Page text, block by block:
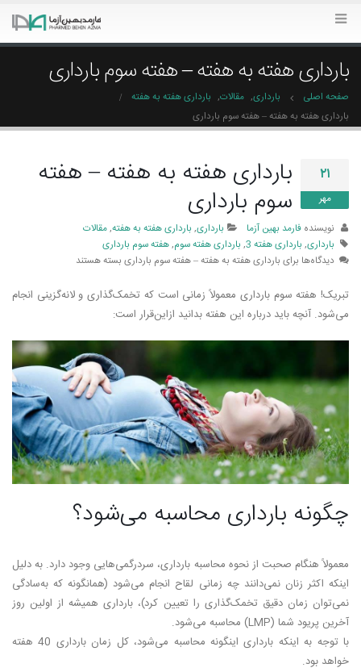
بارداری هفته به هفته – هفته سوم بارداری
صفحه اصلی بارداری, مقالات, بارداری هفته به هفته
بارداری هفته به هفته – هفته سوم بارداری
۲۱
مهر
بارداری هفته به هفته – هفته
سوم بارداری
نویسنده فارمد بهین آزما بارداری, بارداری هفته به هفته,مقالات
بارداری, بارداری هفته 3 , بارداری هفته سوم,هفته سوم بارداری
دیدگاه‌ها برای بارداری هفته به هفته – هفته سوم بارداریبسته هستند
تبریک! هفته سوم بارداری معمولاً زمانی است که تخمک­‌گذاری و لانه‌گزینی انجام
می‌­شود. آنچه باید درباره این هفته بدانید ازاین‌قرار است:
چگونه بارداری محاسبه می­‌شود؟
معمولاً هنگام صحبت از نحوه محاسبه بارداری، سردرگمی­‌هایی وجود دارد. به دلیل
اینکه اکثر زنان نمی‌­دانند چه زمانی لقاح انجام می­‌شود (همان­گونه که به‌سادگی
نمی­‌توان زمان دقیق تخمک­‌گذاری را تعیین کرد)، بارداری همیشه از اولین روز
آخرین پریود شما (LMP) محاسبه می‌­شود.
با توجه به اینکه بارداری این­گونه محاسبه می­‌شود، کل زمان بارداری 40 هفته
خواهد بود.